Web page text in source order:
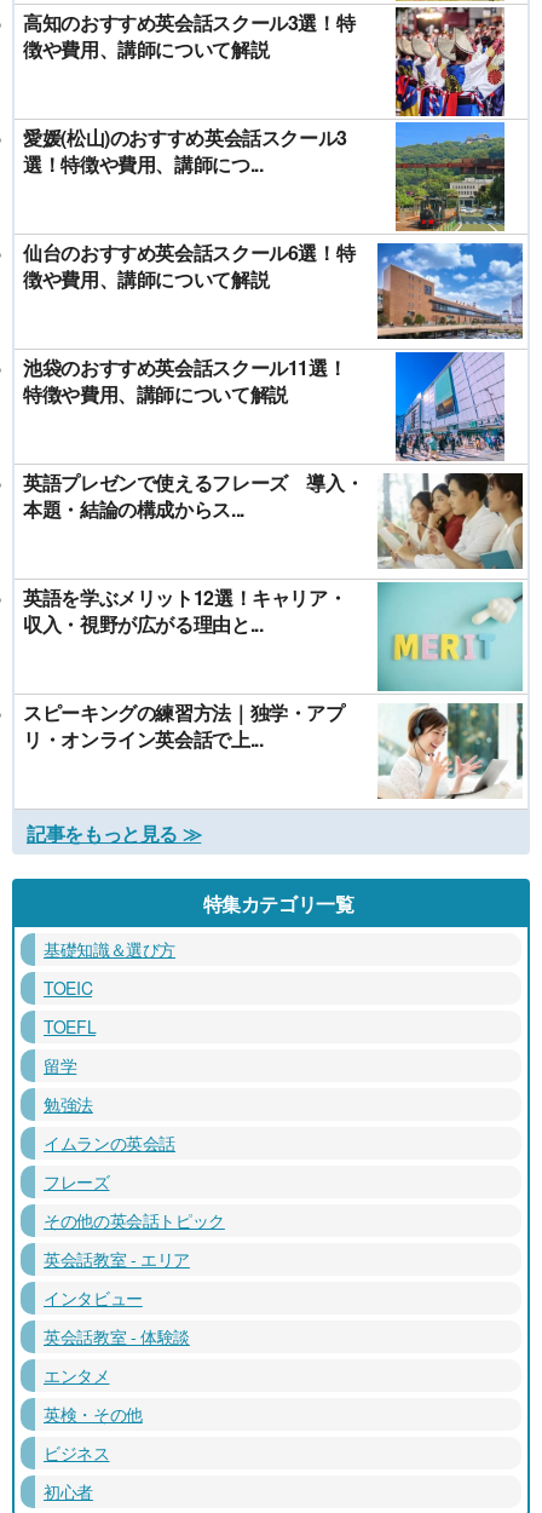
高知のおすすめ英会話スクール3選！特
徴や費用、講師について解説
愛媛(松山)のおすすめ英会話スクール3
選！特徴や費用、講師につ...
仙台のおすすめ英会話スクール6選！特
徴や費用、講師について解説
池袋のおすすめ英会話スクール11選！
特徴や費用、講師について解説
英語プレゼンで使えるフレーズ 導入・
本題・結論の構成からス...
英語を学ぶメリット12選！キャリア・
収入・視野が広がる理由と...
スピーキングの練習方法｜独学・アプ
リ・オンライン英会話で上...
記事をもっと見る ≫
特集カテゴリ一覧
基礎知識＆選び方
TOEIC
TOEFL
留学
勉強法
イムランの英会話
フレーズ
その他の英会話トピック
英会話教室 - エリア
インタビュー
英会話教室 - 体験談
エンタメ
英検・その他
ビジネス
初心者